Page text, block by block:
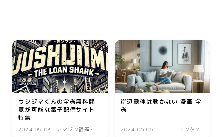
ゲーム
書籍・本
学び・資格
資格取得
専門学校・スクール
ウシジマくんの全巻無料閲
覧が可能な電子配信サイト
特集
2024.09.03
アマゾン話題の
岸辺露伴は動かない 漫画 全
巻
2024.05.06 エンタメ